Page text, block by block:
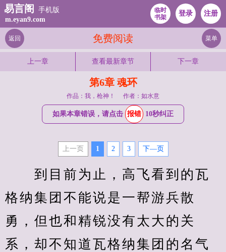
易言阁
手机版
m.eyan9.com
临时
书架
登录 注册
免费阅读
返回 菜单
上一章 查看最新章节 下一章
第6章 魂环
作品：我，枪神！ 作者：如水意
如果本章错误，请点击 报错 10秒纠正
上一页 1 2 3 下—页
到目前为止，高飞看到的瓦
格纳集团不能说是一帮游兵散
勇，但也和精锐没有太大的关
系，却不知道瓦格纳集团的名气